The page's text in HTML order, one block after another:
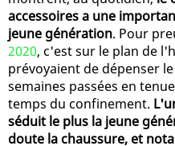
accessoires a une
jeune génération. Pour
2020, c'est sur le plan de
prévoyaient de dépenser
semaines passées en
temps du confinement.
séduit le plus la jeune
doute la chaussure, et